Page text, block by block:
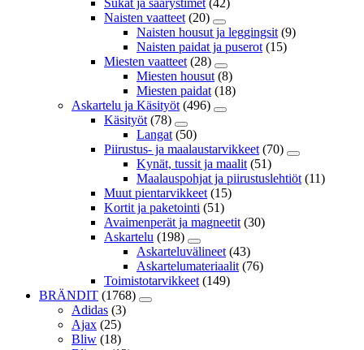
Sukat ja säärystimet (42)
Naisten vaatteet (20)
Naisten housut ja leggingsit (9)
Naisten paidat ja puserot (15)
Miesten vaatteet (28)
Miesten housut (8)
Miesten paidat (18)
Askartelu ja Käsityöt (496)
Käsityöt (78)
Langat (50)
Piirustus- ja maalaustarvikkeet (70)
Kynät, tussit ja maalit (51)
Maalauspohjat ja piirustuslehtiöt (11)
Muut pientarvikkeet (15)
Kortit ja paketointi (51)
Avaimenperät ja magneetit (30)
Askartelu (198)
Askarteluvälineet (43)
Askartelumateriaalit (76)
Toimistotarvikkeet (149)
BRÄNDIT (1768)
Adidas (3)
Ajax (25)
Bliw (18)